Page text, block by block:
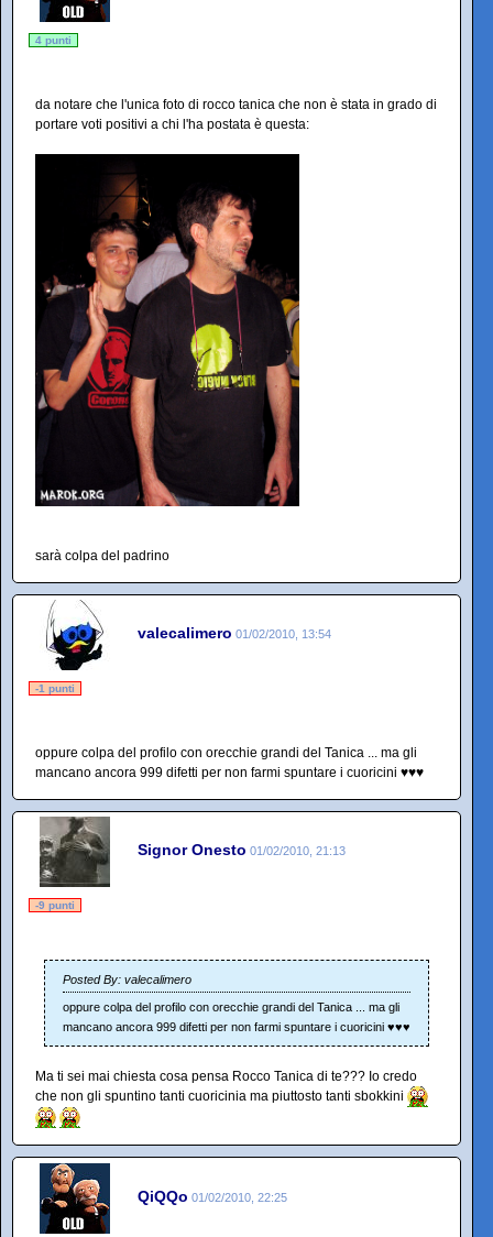
4 punti
da notare che l'unica foto di rocco tanica che non è stata in grado di
portare voti positivi a chi l'ha postata è questa:
sarà colpa del padrino
valecalimero 01/02/2010, 13:54
-1 punti
oppure colpa del profilo con orecchie grandi del Tanica ... ma gli
mancano ancora 999 difetti per non farmi spuntare i cuoricini ♥♥♥
Signor Onesto 01/02/2010, 21:13
-9 punti
Posted By: valecalimero
oppure colpa del profilo con orecchie grandi del Tanica ... ma gli
mancano ancora 999 difetti per non farmi spuntare i cuoricini ♥♥♥
Ma ti sei mai chiesta cosa pensa Rocco Tanica di te??? Io credo
che non gli spuntino tanti cuoricinia ma piuttosto tanti sbokkini
QiQQo 01/02/2010, 22:25